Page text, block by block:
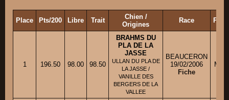
Place Pts/200 Libre Trait
Chien /
Origines
Race
1 196.50 98.00 98.50
BRAHMS DU
PLA DE LA
JASSE
ULLAN DU PLA DE
LA JASSE /
VANILLE DES
BERGERS DE LA
VALLEE
BEAUCERON
19/02/2006
Fiche